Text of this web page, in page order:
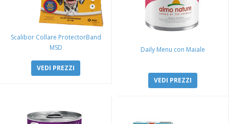
Scalibor Collare ProtectorBand
MSD
VEDI PREZZI
Daily Menu con Maiale
VEDI PREZZI